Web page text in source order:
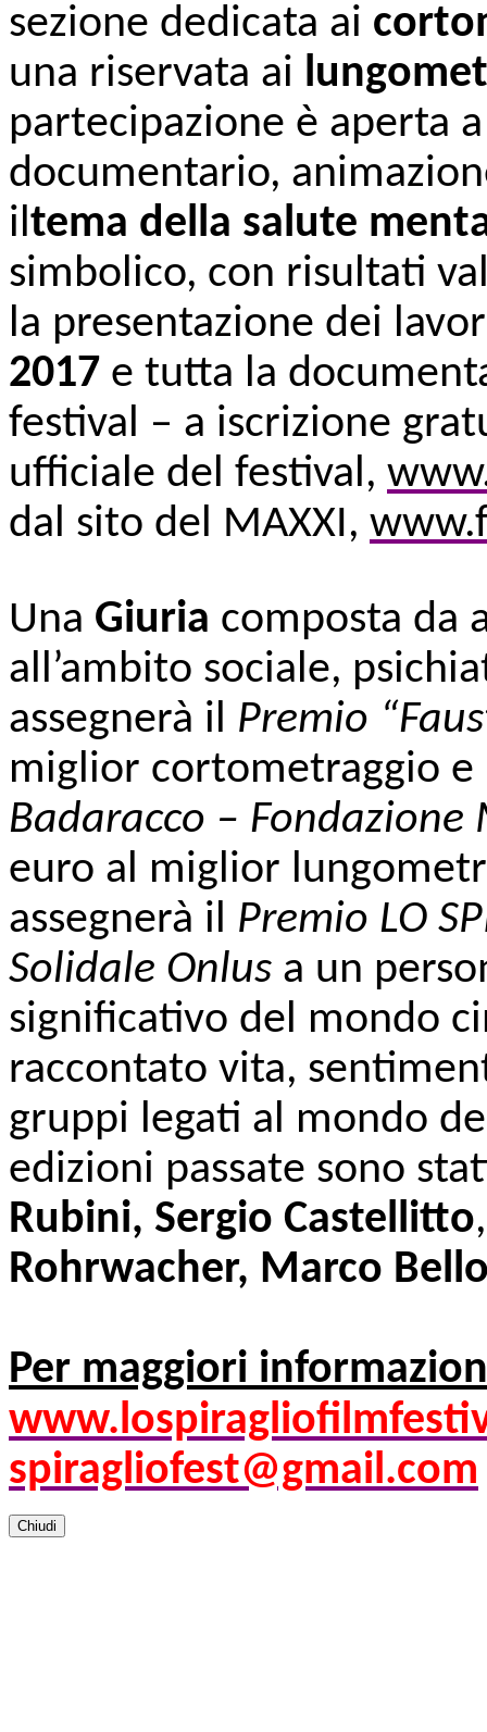
sezione dedicata ai
una riservata ai
partecipazione è aperta
documentario,
iltema della salute
simbolico, con risultati
la presentazione dei
2017 e tutta la
festival – a iscrizione
ufficiale del festival,
dal sito del MAXXI,
Una Giuria composta da
all’ambito sociale,
assegnerà il Premio
miglior cortometraggio
Badaracco –
euro al miglior
assegnerà il Premio LO
Solidale Onlus a un
significativo del mondo
raccontato vita,
gruppi legati al mondo
edizioni passate sono
Rubini, Sergio Castellitto
Rohrwacher, Marco
Per maggiori
www.
spiragliofest@gmail.com
Chiudi